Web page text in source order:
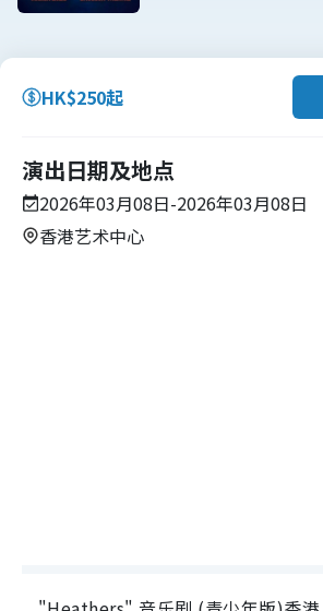
HK$250起
演出日期及地点
2026年03月08日-2026年03月08日
香港艺术中心